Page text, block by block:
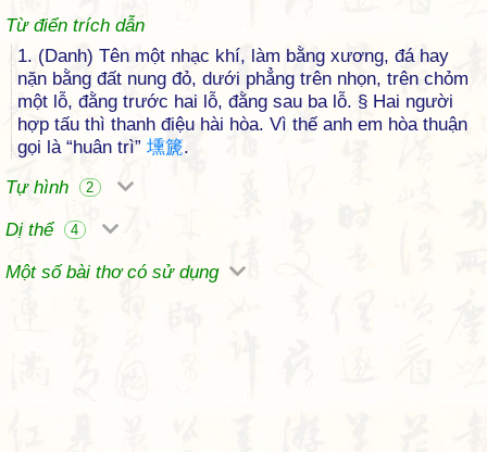
Từ điển trích dẫn
1. (Danh) Tên một nhạc khí, làm bằng xương, đá hay
nặn bằng đất nung đỏ, dưới phẳng trên nhọn, trên chỏm
một lỗ, đằng trước hai lỗ, đằng sau ba lỗ. § Hai người
hợp tấu thì thanh điệu hài hòa. Vì thế anh em hòa thuận
gọi là “huân trì” 壎篪.
Tự hình
2
Dị thể 4
Một số bài thơ có sử dụng